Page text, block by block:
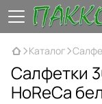
Каталог
Салфетки
HoReCa